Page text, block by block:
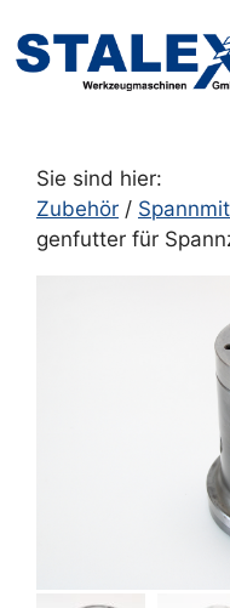
Inhalt
springen
Sie sind hier:
Zubehör /
genfutter für